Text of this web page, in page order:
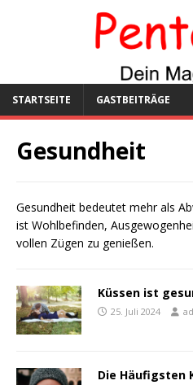
STARTSEITE GASTBEITRÄGE
Gesundheit
Gesundheit bedeutet mehr als
ist Wohlbefinden,
vollen Zügen zu genießen.
Küssen ist
25. Juli 2024
Die Häufigsten